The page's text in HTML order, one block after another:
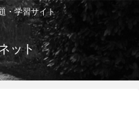
・学習サイト
ット